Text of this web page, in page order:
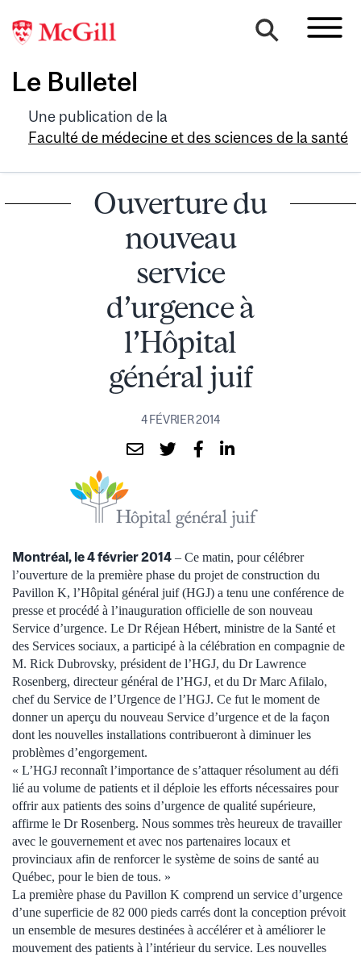
Le Bulletel
Une publication de la
Faculté de médecine et des sciences de la santé
Ouverture du
nouveau
service
d’urgence à
l’Hôpital
général juif
4 FÉVRIER 2014
Montréal, le 4 février 2014 – Ce matin, pour célébrer
l’ouverture de la première phase du projet de construction du
Pavillon K, l’Hôpital général juif (HGJ) a tenu une conférence de
presse et procédé à l’inauguration officielle de son nouveau
Service d’urgence. Le Dr Réjean Hébert, ministre de la Santé et
des Services sociaux, a participé à la célébration en compagnie de
M. Rick Dubrovsky, président de l’HGJ, du Dr Lawrence
Rosenberg, directeur général de l’HGJ, et du Dr Marc Afilalo,
chef du Service de l’Urgence de l’HGJ. Ce fut le moment de
donner un aperçu du nouveau Service d’urgence et de la façon
dont les nouvelles installations contribueront à diminuer les
problèmes d’engorgement.
« L’HGJ reconnaît l’importance de s’attaquer résolument au défi
lié au volume de patients et il déploie les efforts nécessaires pour
offrir aux patients des soins d’urgence de qualité supérieure,
affirme le Dr Rosenberg. Nous sommes très heureux de travailler
avec le gouvernement et avec nos partenaires locaux et
provinciaux afin de renforcer le système de soins de santé au
Québec, pour le bien de tous. »
La première phase du Pavillon K comprend un service d’urgence
d’une superficie de 82 000 pieds carrés dont la conception prévoit
un ensemble de mesures destinées à accélérer et à améliorer le
mouvement des patients à l’intérieur du service. Les nouvelles